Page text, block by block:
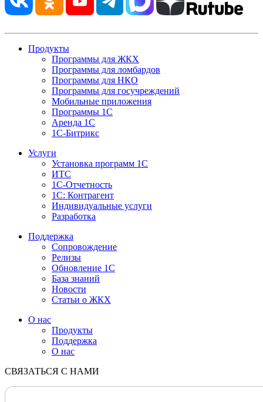
Продукты
Программы для ЖКХ
Программы для ломбардов
Программы для НКО
Программы для госучреждений
Мобильные приложения
Программы 1С
Аренда 1С
1С-Битрикс
Услуги
Установка программ 1С
ИТС
1С-Отчетность
1С: Контрагент
Индивидуальные услуги
Разработка
Поддержка
Сопровождение
Релизы
Обновление 1С
База знаний
Новости
Статьи о ЖКХ
О нас
Продукты
Поддержка
О нас
СВЯЗАТЬСЯ С НАМИ